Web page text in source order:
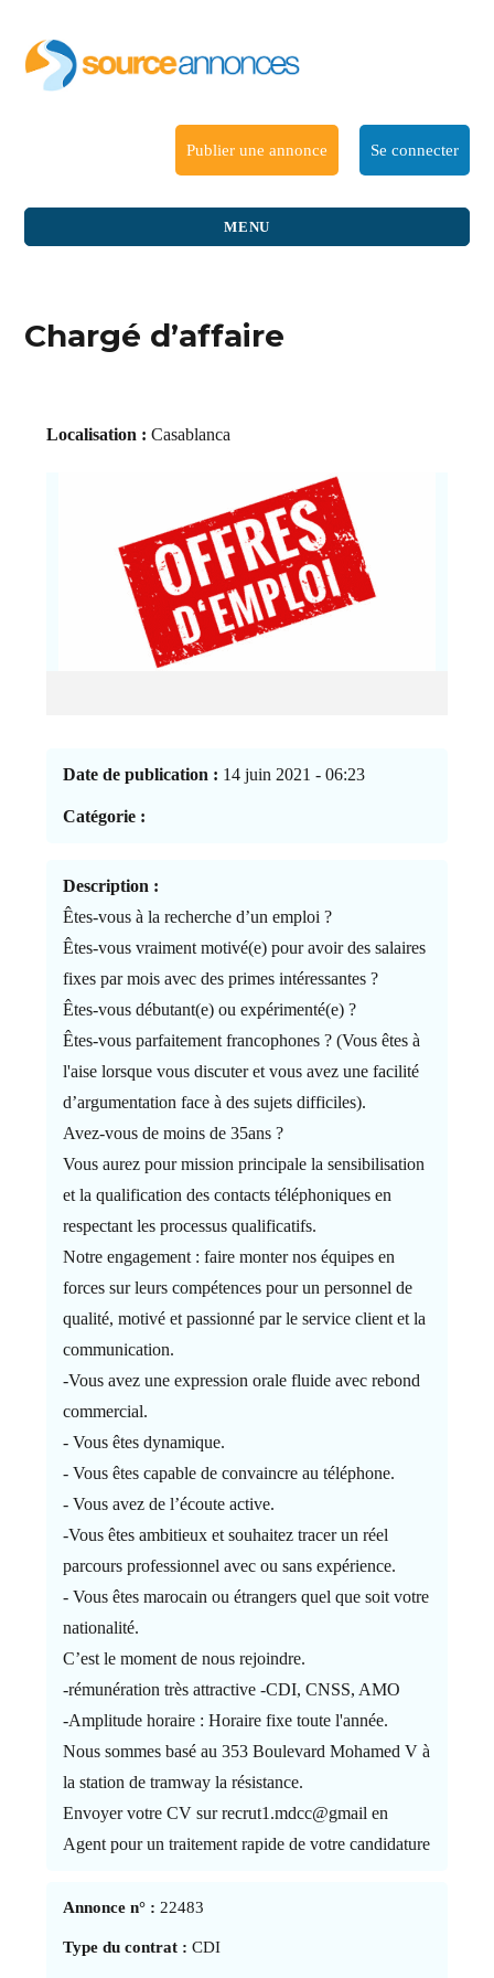
Publier une annonce Se connecter
MENU
Chargé d’affaire
Localisation : Casablanca
Date de publication : 14 juin 2021 - 06:23
Catégorie :
Description :
Êtes-vous à la recherche d’un emploi ?
Êtes-vous vraiment motivé(e) pour avoir des salaires
fixes par mois avec des primes intéressantes ?
Êtes-vous débutant(e) ou expérimenté(e) ?
Êtes-vous parfaitement francophones ? (Vous êtes à
l'aise lorsque vous discuter et vous avez une facilité
d’argumentation face à des sujets difficiles).
Avez-vous de moins de 35ans ?
Vous aurez pour mission principale la sensibilisation
et la qualification des contacts téléphoniques en
respectant les processus qualificatifs.
Notre engagement : faire monter nos équipes en
forces sur leurs compétences pour un personnel de
qualité, motivé et passionné par le service client et la
communication.
-Vous avez une expression orale fluide avec rebond
commercial.
- Vous êtes dynamique.
- Vous êtes capable de convaincre au téléphone.
- Vous avez de l’écoute active.
-Vous êtes ambitieux et souhaitez tracer un réel
parcours professionnel avec ou sans expérience.
- Vous êtes marocain ou étrangers quel que soit votre
nationalité.
C’est le moment de nous rejoindre.
-rémunération très attractive -CDI, CNSS, AMO
-Amplitude horaire : Horaire fixe toute l'année.
Nous sommes basé au 353 Boulevard Mohamed V à
la station de tramway la résistance.
Envoyer votre CV sur recrut1.mdcc@gmail en
Agent pour un traitement rapide de votre candidature
Annonce n° : 22483
Type du contrat : CDI